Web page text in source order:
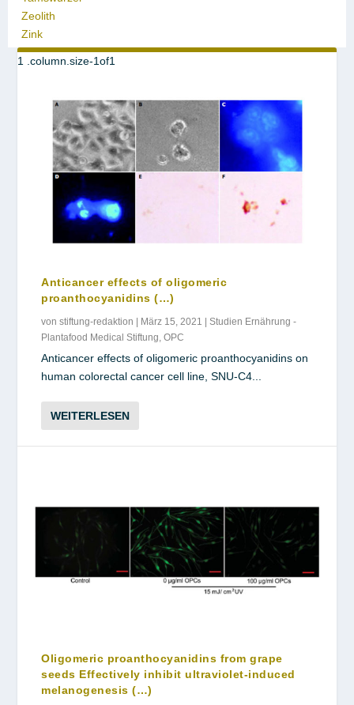
Zeolith
Zink
Anticancer effects of oligomeric
proanthocyanidins (…)
vonstiftung-redaktion | März 15, 2021 |Studien Ernährung -
Plantafood Medical Stiftung ,OPC
Anticancer effects of oligomeric proanthocyanidins on
human colorectal cancer cell line, SNU-C4...
WEITERLESEN
Oligomeric proanthocyanidins from grape
seeds Effectively inhibit ultraviolet-induced
melanogenesis (…)